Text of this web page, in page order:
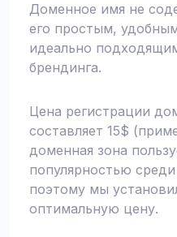
Доменное имя не
его простым,
идеально
брендинга.
Цена регистрации
составляет 15$
доменная зона
популярностью
поэтому мы
оптимальную цену.